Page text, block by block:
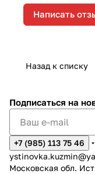
Написать
Назад к списку
Подписаться на
+7 (985) 113 75 46
Московская обл.